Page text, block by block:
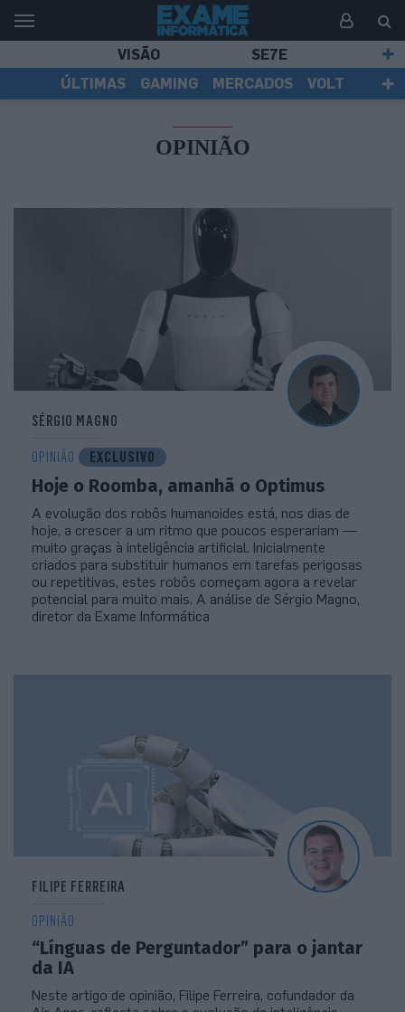
VISÃO
SE7E
ÚLTIMAS
GAMING MERCADOS
VOLT
OPINIÃO
OPINIÃO EXCLUSIVO
Hoje o Roomba, amanhã o Optimus
A evolução dos robôs humanoides está, nos dias de
hoje, a crescer a um ritmo que poucos esperariam —
muito graças à inteligência artificial. Inicialmente
criados para substituir humanos em tarefas perigosas
ou repetitivas, estes robôs começam agora a revelar
potencial para muito mais. A análise de Sérgio Magno,
diretor da Exame Informática
SÉRGIO MAGNO
OPINIÃO
“Línguas de Perguntador” para o jantar
da IA
Neste artigo de opinião, Filipe Ferreira, cofundador da
FILIPE FERREIRA